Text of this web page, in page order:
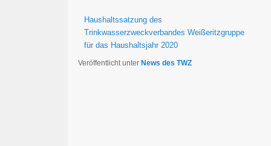
Haushaltssatzung des
Trinkwasserzweckverbandes Weißeritzgruppe
für das Haushaltsjahr 2020
Veröffentlicht unter News des TWZ